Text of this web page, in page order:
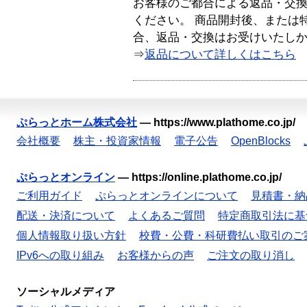
お客様のご都合による返品・交
ください。 商品開封後、または
合、返品・交換はお受けいたし
⇒返品について詳しくはこちら
ぷらっとホーム株式会社 — https://www.plathome.co.jp/
会社概要
株主・投資家情報 電子公告 OpenBlocks
ぷらっとオンライン — https://online.plathome.co.jp/
ご利用ガイド
ぷらっとオンラインについて
見積書・
配送・決済について
よくあるご質問
特定商取引法に
個人情報取り扱い方針
校費・公費・科研費払い取引のご
IPv6への取り組み
お客様からの声 ご注文の取り消し
ソーシャルメディア